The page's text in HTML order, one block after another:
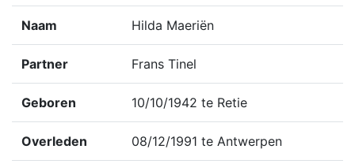
Naam Hilda Maeriën
Partner Frans Tinel
Geboren 10/10/1942 te Retie
Overleden 08/12/1991 te Antwerpen